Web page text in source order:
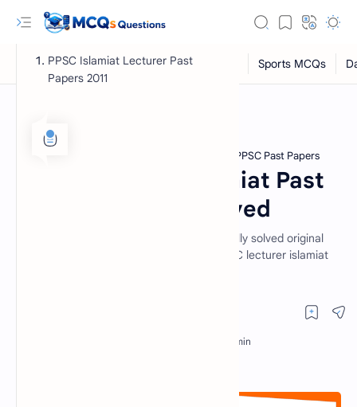
PPSC Past Papers
PPSC Lecturer Islamiat Past
Paper 2011 Fully Solved
PPSC Islamiat lecturer past papers 2011. Fully solved original
ppsc lecturer islamiat past paper 2011. PPSC lecturer islamiat
PPSC Islamiat Lecturer Past
Papers 2011